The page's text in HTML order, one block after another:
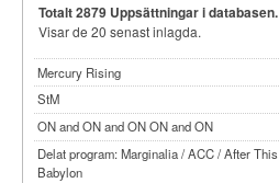
Totalt 2879 Uppsättningar i databasen.
Visar de 20 senast inlagda.
Mercury Rising
StM
ON and ON and ON ON and ON
Delat program: Marginalia / ACC / After This
Babylon